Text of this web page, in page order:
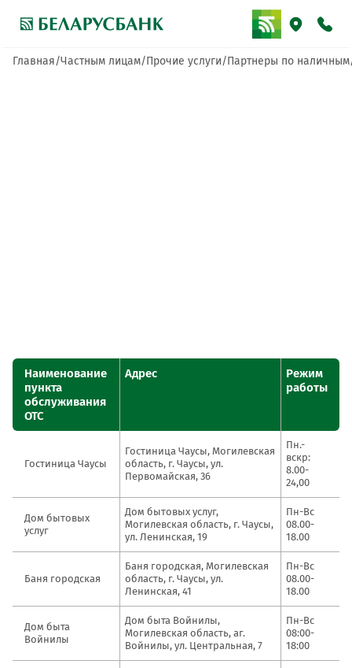
Главная Частным лицам Прочие услуги Партнеры по наличным
Наименование
пункта
обслуживания
ОТС
Адрес
Режим
работы
Гостиница Чаусы
Гостиница Чаусы, Могилевская
область, г. Чаусы, ул.
Первомайская, 36
Пн.-
вскр:
8.00-
24,00
Дом бытовых
услуг
Дом бытовых услуг,
Могилевская область, г. Чаусы,
ул. Ленинская, 19
Пн-Вс
08.00-
18.00
Баня городская
Баня городская, Могилевская
область, г. Чаусы, ул.
Ленинская, 41
Пн-Вс
08.00-
18.00
Дом быта
Войнилы
Дом быта Войнилы,
Могилевская область, аг.
Войнилы, ул. Центральная, 7
Пн-Вс
08:00-
18:00